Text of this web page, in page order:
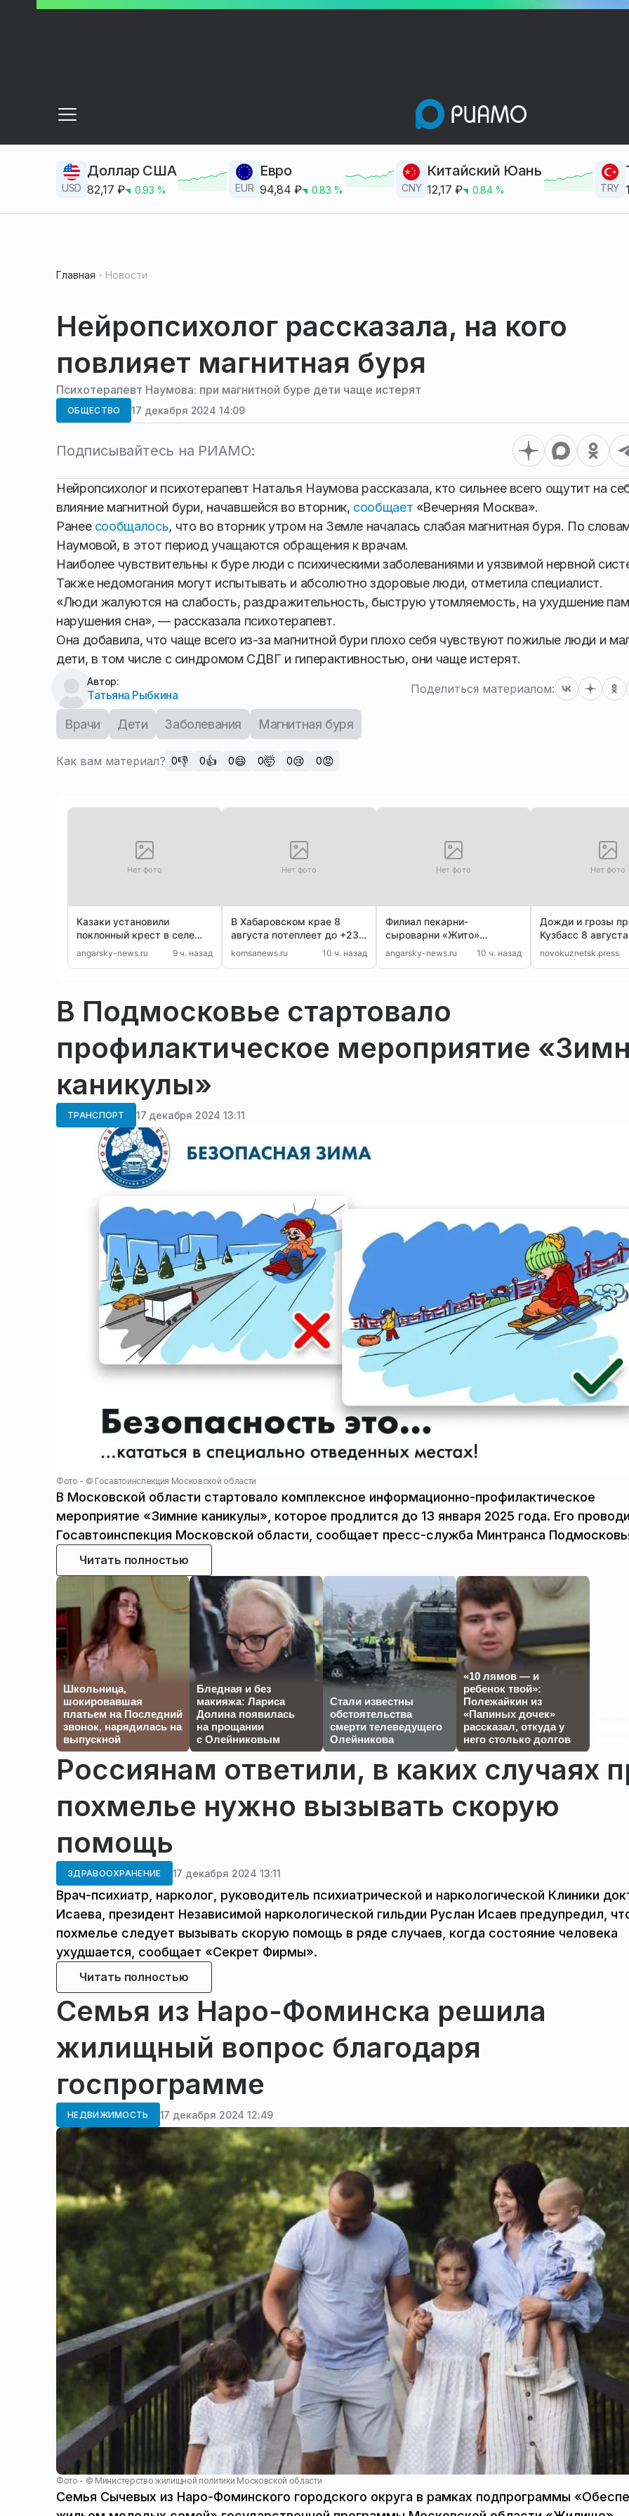
USD
Доллар США
82,17 ₽ 0.93 % EUR
Евро
94,84 ₽ 0.83 % CNY
Китайский Юань
12,17 ₽ 0.84% TRY
Главная Новости
Нейропсихолог рассказала, на кого
повлияет магнитная буря
Психотерапевт Наумова: при магнитной буре дети чаще истерят
ОБЩЕСТВО 17 декабря 2024 14:09
Подписывайтесь на РИАМО:
Нейропсихолог и психотерапевт Наталья Наумова рассказала, кто сильнее всего ощутит на
влияние магнитной бури, начавшейся во вторник, сообщает «Вечерняя Москва».
Ранее сообщалось, что во вторник утром на Земле началась слабая магнитная буря. По
Наумовой, в этот период учащаются обращения к врачам.
Наиболее чувствительны к буре люди с психическими заболеваниями и уязвимой нервной
Также недомогания могут испытывать и абсолютно здоровые люди, отметила специалист.
«Люди жалуются на слабость, раздражительность, быструю утомляемость, на ухудшение
нарушения сна», — рассказала психотерапевт.
Она добавила, что чаще всего из-за магнитной бури плохо себя чувствуют пожилые люди и
дети, в том числе с синдромом СДВГ и гиперактивностью, они чаще истерят.
Автор:
Татьяна Рыбкина Поделиться материалом:
Врачи Дети Заболевания Магнитная буря
Как вам материал? 0👎 0👍 0😄 0🤯 0😢 0😡
Нет фото
Казаки установили
поклонный крест в селе
Бельск Иркутской области
angarsky-news.ru 9 ч. назад
Нет фото
В Хабаровском крае 8
августа потеплеет до +23,
на севере пройдут дожди
komsanews.ru 10 ч. назад
Нет фото
Филиал пекарни-
сыроварни «Жито»
закрылся в Иркутске
angarsky-news.ru 10 ч. назад
Нет фото
Дожди и грозы
Кузбасс 8 августа
novokuznetsk.press
В Подмосковье стартовало
профилактическое мероприятие
каникулы»
ТРАНСПОРТ 17 декабря 2024 13:11
Фото - © Госавтоинспекция Московской области
В Московской области стартовало комплексное информационно-профилактическое
мероприятие «Зимние каникулы», которое продлится до 13 января 2025 года. Его
Госавтоинспекция Московской области, сообщает пресс-служба Минтранса
Читать полностью
Школьница,
шокировавшая
платьем на Последний
звонок, нарядилась на
выпускной
Бледная и без
макияжа: Лариса
Долина появилась
на прощании
с Олейниковым
Стали известны
обстоятельства
смерти телеведущего
Олейникова
«10 лямов — и
ребенок твой»:
Полежайкин из
«Папиных дочек»
рассказал, откуда у
него столько долгов
Россиянам ответили, в каких случаях
похмелье нужно вызывать скорую
помощь
ЗДРАВООХРАНЕНИЕ 17 декабря 2024 13:11
Врач-психиатр, нарколог, руководитель психиатрической и наркологической Клиники
Исаева, президент Независимой наркологической гильдии Руслан Исаев предупредил,
похмелье следует вызывать скорую помощь в ряде случаев, когда состояние человека
ухудшается, сообщает «Секрет Фирмы».
Читать полностью
Семья из Наро-Фоминска решила
жилищный вопрос благодаря
госпрограмме
НЕДВИЖИМОСТЬ 17 декабря 2024 12:49
Фото - © Министерство жилищной политики Московской области
Семья Сычевых из Наро-Фоминского городского округа в рамках подпрограммы